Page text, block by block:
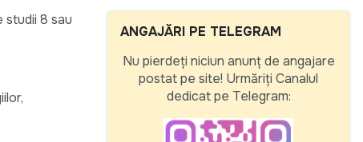
8 sau
ANGAJĂRI PE TELEGRAM
Nu pierdeți niciun anunț de angajare
postat pe site! Urmăriți Canalul
dedicat pe Telegram: